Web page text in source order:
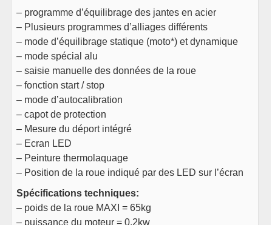
– programme d’équilibrage des jantes en acier
– Plusieurs programmes d’alliages différents
– mode d’équilibrage statique (moto*) et dynamique
– mode spécial alu
– saisie manuelle des données de la roue
– fonction start / stop
– mode d’autocalibration
– capot de protection
– Mesure du déport intégré
– Ecran LED
– Peinture thermolaquage
– Position de la roue indiqué par des LED sur l’écran
Spécifications techniques:
– poids de la roue MAXI = 65kg
– puissance du moteur = 0.2kw